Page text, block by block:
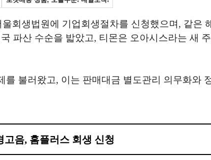
회생법원에 기업회생절차를 신청했으며, 같은
파산 수순을 밟았고, 티몬은 오아시스라는 새
불러왔고, 이는 판매대금 별도관리 의무화와
고음, 홈플러스 회생 신청